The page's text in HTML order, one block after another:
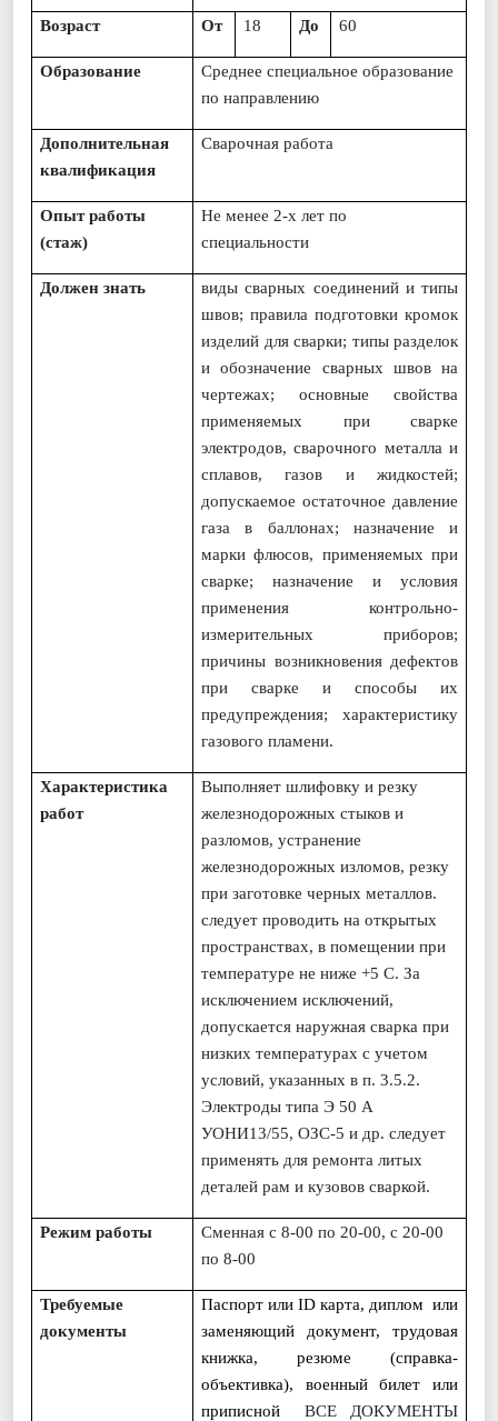
Возраст От 18 До 60
Образование
Среднее специальное образование
по направлению
Дополнительная
квалификация
Сварочная работа
Опыт работы
(стаж)
Не менее 2-х лет по
специальности
Должен знать
виды сварных соединений и типы
швов; правила подготовки кромок
изделий для сварки; типы разделок
и обозначение сварных швов на
чертежах; основные свойства
применяемых при сварке
электродов, сварочного металла и
сплавов, газов и жидкостей;
допускаемое остаточное давление
газа в баллонах; назначение и
марки флюсов, применяемых при
сварке; назначение и условия
применения контрольно-
измерительных приборов;
причины возникновения дефектов
при сварке и способы их
предупреждения; характеристику
газового пламени.
Характеристика
работ
Выполняет шлифовку и резку
железнодорожных стыков и
разломов, устранение
железнодорожных изломов, резку
при заготовке черных металлов.
следует проводить на открытых
пространствах, в помещении при
температуре не ниже +5 С. За
исключением исключений,
допускается наружная сварка при
низких температурах с учетом
условий, указанных в п. 3.5.2.
Электроды типа Э 50 А
УОНИ13/55, ОЗС-5 и др. следует
применять для ремонта литых
деталей рам и кузовов сваркой.
Режим работы
Сменная с 8-00 по 20-00, с 20-00
по 8-00
Требуемые
документы
Паспорт или ID карта, диплом или
заменяющий документ, трудовая
книжка, резюме (справка-
объективка), военный билет или
приписной
ВСЕ ДОКУМЕНТЫ